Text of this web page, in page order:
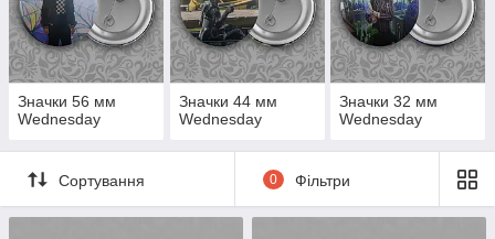
Значки 56 мм
Wednesday
Значки 44 мм
Wednesday
Значки 32 мм
Wednesday
Сортування 0 Фільтри